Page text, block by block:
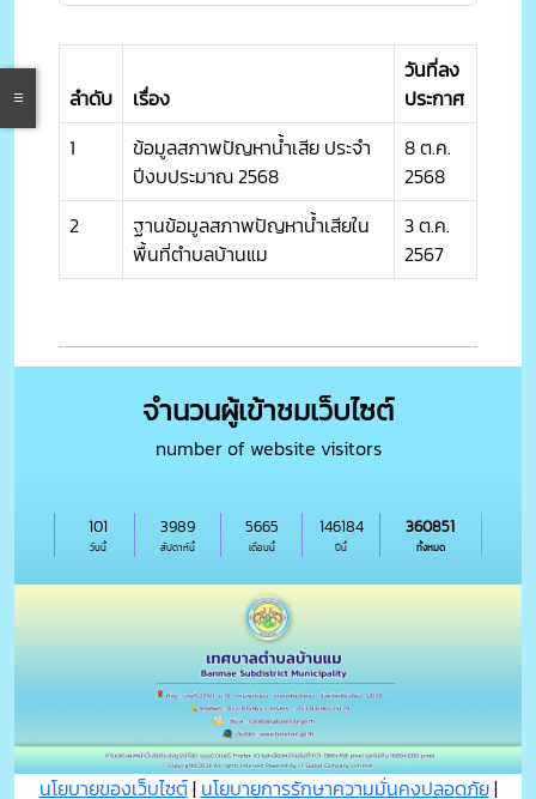
ลำดับ เรื่อง
วันที่ลง
ประกาศ
1
ข้อมูลสภาพปัญหาน้ำเสีย ประจำ
ปีงบประมาณ 2568
8 ต.ค.
2568
2
ฐานข้อมูลสภาพปัญหาน้ำเสียใน
พื้นที่ตำบลบ้านแม
3 ต.ค.
2567
จำนวนผู้เข้าชมเว็บไซต์
number of website visitors
วันนี้
101
สัปดาห์นี้
3989
เดือนนี้
5665
ปีนี้
146184
ทั้งหมด
360851
นโยบายของเว็บไซต์| นโยบายการรักษาความมั่นคงปลอดภัย|